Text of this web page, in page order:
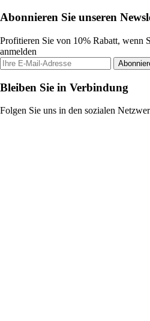
Abonnieren Sie unseren
Profitieren Sie von 10% Rabatt, wenn
anmelden
Bleiben Sie in Verbindung
Folgen Sie uns in den sozialen